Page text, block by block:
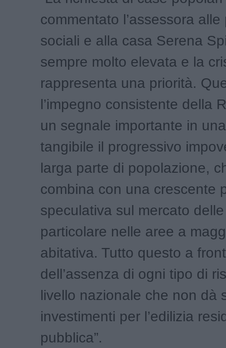
commentato l’assessora alle
sociali e alla casa Serena
sempre molto elevata e la
rappresenta una priorità.
l’impegno consistente della
un segnale importante in
tangibile il progressivo
larga parte di popolazione,
combina con una crescente
speculativa sul mercato
particolare nelle aree a
abitativa. Tutto questo a
dell’assenza di ogni tipo di
livello nazionale che non dà
investimenti per l’edilizia
pubblica”.